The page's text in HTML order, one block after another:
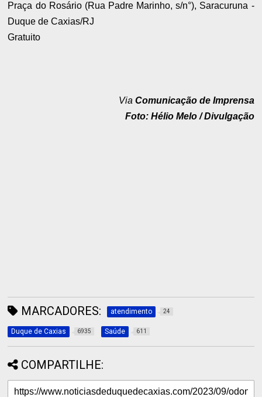
Praça do Rosário (Rua Padre Marinho, s/n°), Saracuruna -
Duque de Caxias/RJ
Gratuito
Via Comunicação de Imprensa
Foto: Hélio Melo / Divulgação
MARCADORES: atendimento 24
Duque de Caxias 6935 Saúde 611
COMPARTILHE: